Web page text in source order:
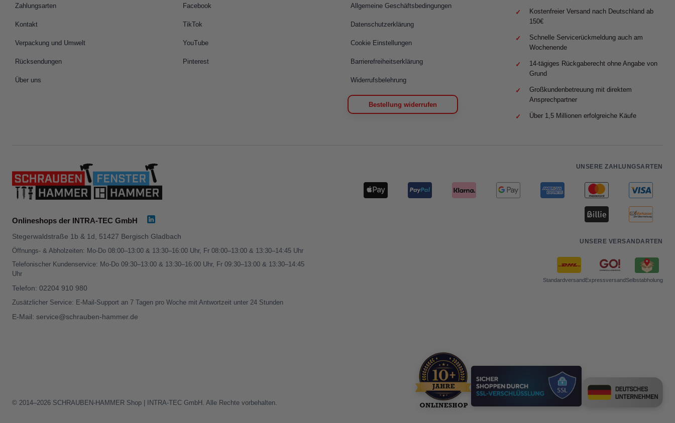
Zahlungsarten
Kontakt
Verpackung und Umwelt
Rücksendungen
Über uns
Facebook
TikTok
YouTube
Pinterest
Allgemeine Geschäftsbedingungen
Datenschutzerklärung
Cookie Einstellungen
Barrierefreiheitserklärung
Widerrufsbelehrung
Bestellung widerrufen
Kostenfreier Versand nach Deutschland ab
150€
Schnelle Servicerückmeldung auch am
Wochenende
14-tägiges Rückgaberecht ohne Angabe von
Grund
Großkundenbetreuung mit direktem
Ansprechpartner
Über 1,5 Millionen erfolgreiche Käufe
Onlineshops der INTRA-TEC GmbH
Stegerwaldstraße 1b & 1d, 51427 Bergisch Gladbach
Öffnungs- & Abholzeiten: Mo-Do 08:00–13:00 & 13:30–16:00 Uhr, Fr 08:00–13:00 & 13:30–14:45 Uhr
Telefonischer Kundenservice: Mo-Do 09:30–13:00 & 13:30–16:00 Uhr, Fr 09:30–13:00 & 13:30–14:45
Uhr
Telefon: 02204 910 980
Zusätzlicher Service: E-Mail-Support an 7 Tagen pro Woche mit Antwortzeit unter 24 Stunden
E-Mail: service@schrauben-hammer.de
UNSERE ZAHLUNGSARTEN
UNSERE VERSANDARTEN
StandardversandExpressversandSelbstabholung
© 2014–2026 SCHRAUBEN-HAMMER Shop | INTRA-TEC GmbH. Alle Rechte vorbehalten.